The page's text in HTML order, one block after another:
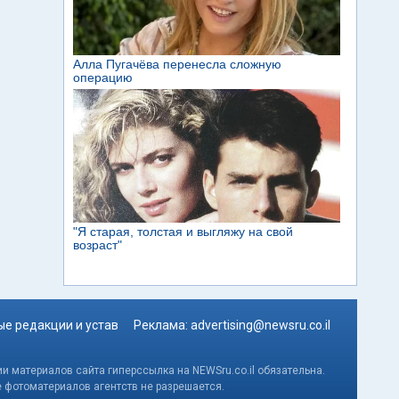
редакции и устав Реклама: advertising@newsru.co.il
сайта гиперссылка на NEWSru.co.il обязательна.
агентств не разрешается.